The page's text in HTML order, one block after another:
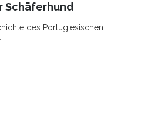
Schäferhund
des Portugiesischen